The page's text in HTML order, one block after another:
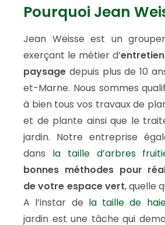
Pourquoi Jean
Jean Weisse est un
exerçant le métier d’
paysage depuis plus de 10
et-Marne. Nous sommes
à bien tous vos travaux de
et de plante ainsi que le
jardin. Notre entreprise
dans la taille d’arbres
bonnes méthodes pour
de votre espace vert, quelle
A l’instar de la taille de
jardin est une tâche qui